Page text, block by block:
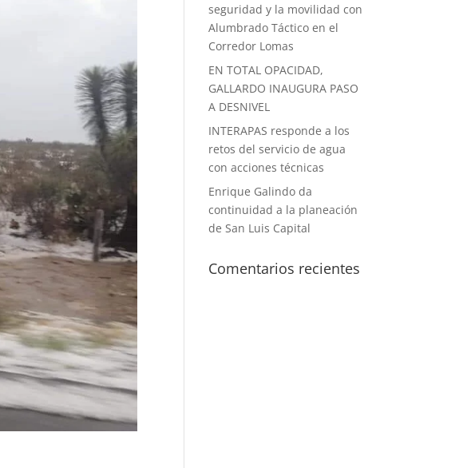
seguridad y la movilidad con
Alumbrado Táctico en el
Corredor Lomas
EN TOTAL OPACIDAD,
GALLARDO INAUGURA PASO
A DESNIVEL
INTERAPAS responde a los
retos del servicio de agua
con acciones técnicas
Enrique Galindo da
continuidad a la planeación
de San Luis Capital
Comentarios recientes